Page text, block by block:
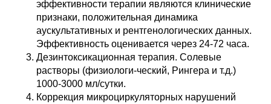
эффективности терапии являются клинические
признаки, положительная динамика
аускультативных и рентгенологических данных.
Эффективность оценивается через 24-72 часа.
Дезинтоксикационная терапия. Солевые
растворы (физиологи-ческий, Рингера и т.д.)
1000-3000 мл/сутки.
Коррекция микроциркуляторных нарушений